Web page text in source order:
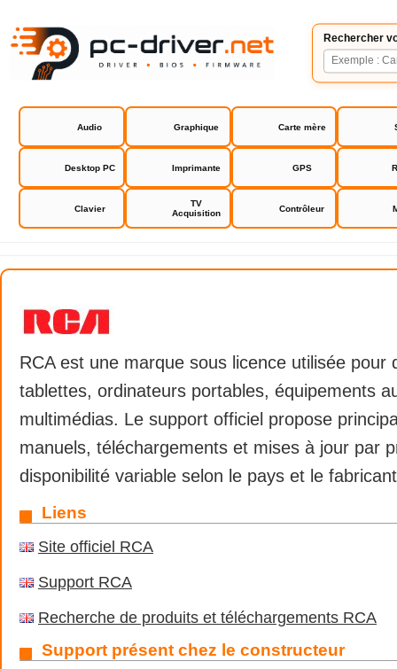
Rechercher
Audio Graphique Carte mère
Desktop PC Imprimante GPS
Clavier
TV
Acquisition
Contrôleur
RCA
RCA est une marque sous licence utilisée pour
tablettes, ordinateurs portables, équipements
multimédias. Le support officiel propose
manuels, téléchargements et mises à jour par
disponibilité variable selon le pays et le
Liens
Site officiel RCA
Support RCA
Recherche de produits et téléchargements RCA
Support présent chez le constructeur